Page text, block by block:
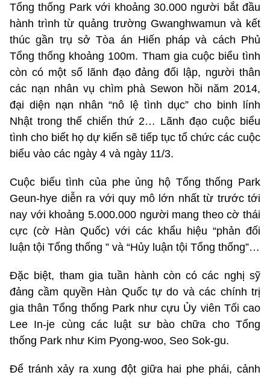
Tổng thống Park với khoảng 30.000 người bắt đầu
hành trình từ quảng trường Gwanghwamun và kết
thúc gần trụ sở Tòa án Hiến pháp và cách Phủ
Tổng thống khoảng 100m. Tham gia cuộc biểu tình
còn có một số lãnh đạo đảng đối lập, người thân
các nạn nhân vụ chìm phà Sewon hồi năm 2014,
đại diện nạn nhân “nô lệ tình dục” cho binh lính
Nhật trong thế chiến thứ 2… Lãnh đạo cuộc biểu
tình cho biết họ dự kiến sẽ tiếp tục tổ chức các cuộc
biểu vào các ngày 4 và ngày 11/3.
Cuộc biểu tình của phe ủng hộ Tổng thống Park
Geun-hye diễn ra với quy mô lớn nhất từ trước tới
nay với khoảng 5.000.000 người mang theo cờ thái
cực (cờ Hàn Quốc) với các khẩu hiệu “phản đối
luận tội Tổng thống ” và “Hủy luận tội Tổng thống”…
Đặc biệt, tham gia tuần hành còn có các nghị sỹ
đảng cầm quyền Hàn Quốc tự do và các chính trị
gia thân Tổng thống Park như cựu Ủy viên Tối cao
Lee In-je cùng các luật sư bào chữa cho Tổng
thống Park như Kim Pyong-woo, Seo Sok-gu.
Để tránh xảy ra xung đột giữa hai phe phái, cảnh